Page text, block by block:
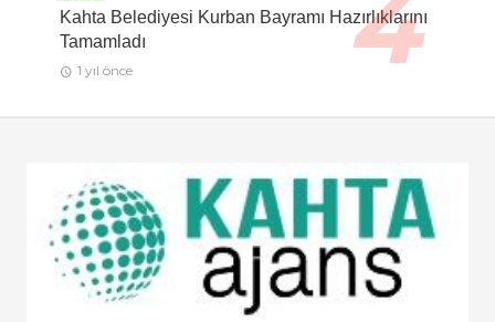
Kahta Belediyesi Kurban Bayramı Hazırlıklarını
Tamamladı
1 yıl önce